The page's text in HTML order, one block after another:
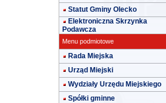
Statut Gminy Olecko
Elektroniczna Skrzynka
Podawcza
Menu podmiotowe
Rada Miejska
Urząd Miejski
Wydziały Urzędu Miejskiego
Spółki gminne